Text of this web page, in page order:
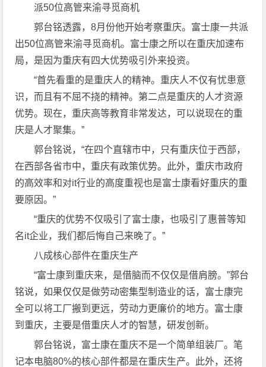
派50位高管来渝寻觅商机
郭台铭透露，8月份他开始考察重庆。富士康一共派
出50位高管来渝寻觅商机。富士康之所以在重庆加速布
局，是因为重庆有四大优势吸引外来投资。
“首先看重的是重庆人的精神。重庆人不仅有忧患意
识，而且有不屈不挠的精神。第二点是重庆的人才资源
优势。现在，重庆高等教育非常发达，可以说现在的重
庆是人才聚集。”
郭台铭说，“在四个直辖市中，只有重庆位于西部，
在西部各省市中，重庆有政策优势。此外，重庆市政府
的高效率和对it行业的高度重视也是富士康看好重庆的重
要原因。”
“重庆的优势不仅吸引了富士康，也吸引了惠普等知
名it企业，我们都后悔自己来晚了。”
八成核心部件在重庆生产
“富士康到重庆来，是借脑而不仅仅是借肩膀。”郭台
铭说，如果仅仅是做劳动密集型制造业的话，富士康完
全可以将工厂搬到更远，劳动力更廉价的地方。富士康
到重庆，主要是借重庆人才的智慧，研发创新。
郭台铭说，富士康在重庆不是一个简单组装厂。笔
记本电脑80%的核心部件都是在重庆生产。此外，还将